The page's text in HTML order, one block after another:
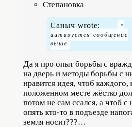
Степановка
Саныч wrote:
Да я про опыт борьбы с
на дверь и методы борьбы с
нравится идея, чтоб каждого,
положенном месте жёстко
потом не сам ссался, а чтоб с
опять кто-то в подъезде
земля носит???…